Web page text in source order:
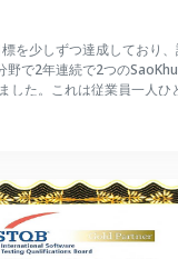
を少しずつ達成しており
野で2年連続で2つの
した。これは従業員一人ひ
り抜けて大きく成長した